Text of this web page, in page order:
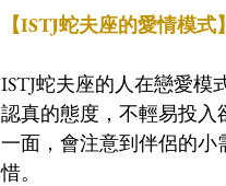
【ISTJ蛇夫座的愛情模式】
ISTJ蛇夫座的人在戀愛
認真的態度，不輕易投
一面，會注意到伴侶的
惜。